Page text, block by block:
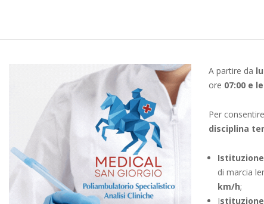
A partire da
ore 07:00 e
Per
disciplina
di marcia
km/h;
I